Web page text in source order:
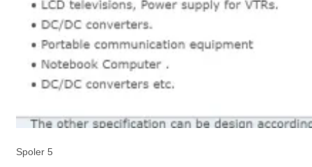
Spoler 5